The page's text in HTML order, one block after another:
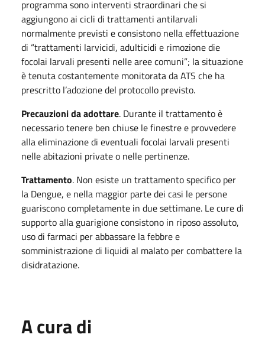
programma sono interventi straordinari che si
aggiungono ai cicli di trattamenti antilarvali
normalmente previsti e consistono nella effettuazione
di “trattamenti larvicidi, adulticidi e rimozione die
focolai larvali presenti nelle aree comuni”; la situazione
è tenuta costantemente monitorata da ATS che ha
prescritto l’adozione del protocollo previsto.
Precauzioni da adottare. Durante il trattamento è
necessario tenere ben chiuse le finestre e provvedere
alla eliminazione di eventuali focolai larvali presenti
nelle abitazioni private o nelle pertinenze.
Trattamento. Non esiste un trattamento specifico per
la Dengue, e nella maggior parte dei casi le persone
guariscono completamente in due settimane. Le cure di
supporto alla guarigione consistono in riposo assoluto,
uso di farmaci per abbassare la febbre e
somministrazione di liquidi al malato per combattere la
disidratazione.
A cura di